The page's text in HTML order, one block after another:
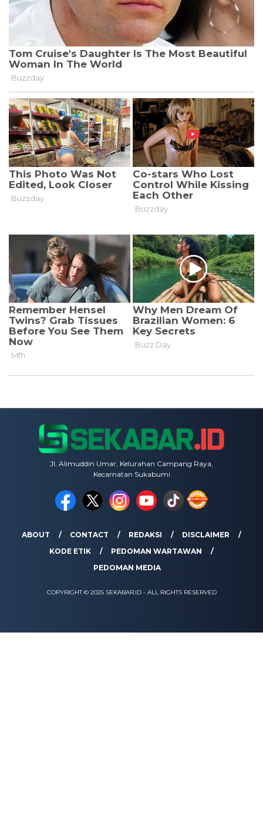
Jl. Alimuddin Umar, Kelurahan Campang Raya,
Kecamatan Sukabumi
ABOUT CONTACT REDAKSI
DISCLAIMER
KODE ETIK
PEDOMAN WARTAWAN
PEDOMAN MEDIA
COPYRIGHT © 2025 SEKABAR.ID - ALL RIGHTS RESERVED